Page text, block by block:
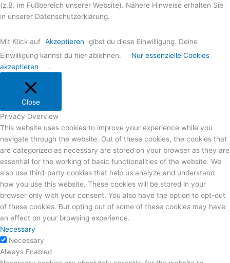
(z.B. im Fußbereich unserer Website). Nähere Hinweise erhalten Sie
in unserer Datenschutzerklärung.
Mit Klick auf Akzeptieren
gibst du diese Einwilligung. Deine
Einwilligung kannst du hier ablehnen.
Nur essenzielle Cookies
akzeptieren
.
Close
Privacy Overview
This website uses cookies to improve your experience while you
navigate through the website. Out of these cookies, the cookies that
are categorized as necessary are stored on your browser as they are
essential for the working of basic functionalities of the website. We
also use third-party cookies that help us analyze and understand
how you use this website. These cookies will be stored in your
browser only with your consent. You also have the option to opt-out
of these cookies. But opting out of some of these cookies may have
an effect on your browsing experience.
Necessary
Necessary
Always Enabled